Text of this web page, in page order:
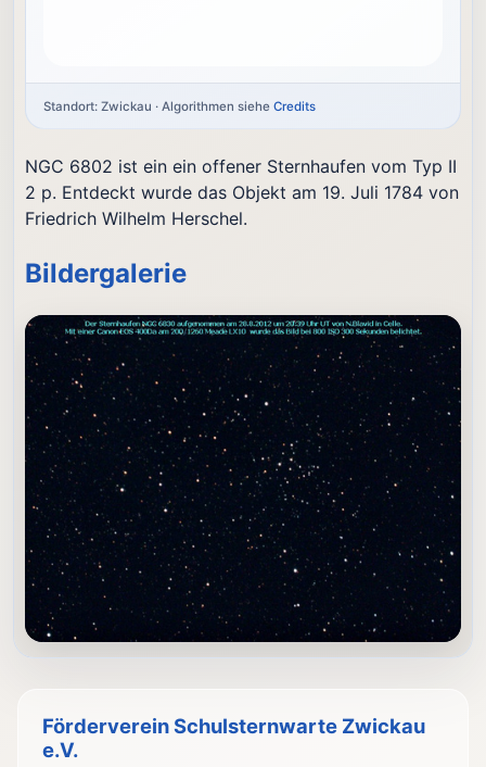
Standort: Zwickau · Algorithmen sieheCredits
NGC 6802 ist ein ein offener Sternhaufen vom Typ II
2 p. Entdeckt wurde das Objekt am 19. Juli 1784 von
Friedrich Wilhelm Herschel.
Bildergalerie
Förderverein Schulsternwarte Zwickau
e.V.